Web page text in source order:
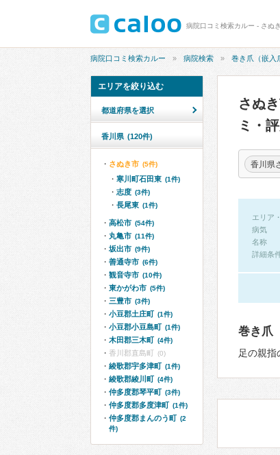
病院口コミ検索カルー - さぬ
病院口コミ検索カルー 病院検索 巻き爪（嵌入
さぬ
ミ・
香川県
エリア
病気
名称
詳細条
巻き爪
足の親
エリアを絞り込む
都道府県を選択
香川県 (120件)
さぬき市 (5件)
寒川町石田東 (1件)
志度 (3件)
長尾東 (1件)
高松市 (54件)
丸亀市 (11件)
坂出市 (9件)
善通寺市 (6件)
観音寺市 (10件)
東かがわ市 (5件)
三豊市 (3件)
小豆郡土庄町 (1件)
小豆郡小豆島町 (1件)
木田郡三木町 (4件)
香川郡直島町 (0)
綾歌郡宇多津町 (1件)
綾歌郡綾川町 (4件)
仲多度郡琴平町 (3件)
仲多度郡多度津町 (1件)
仲多度郡まんのう町 (2
件)